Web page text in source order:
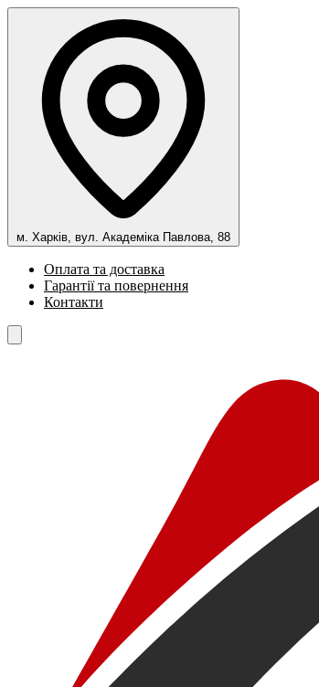
м. Харків, вул. Академіка Павлова, 88
Оплата та доставка
Гарантії та повернення
Контакти